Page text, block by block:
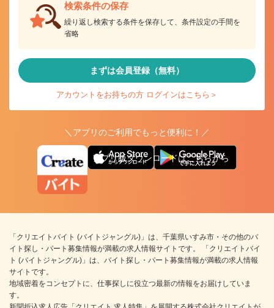
検索条件の保存
繰り返し検索する条件を保存して、条件設定の手間を
省略
まずは会員登録（無料）
アカウントをお持ちの方 ログインはこちら＞
＼アプリのご利用でもっと便利に！／
アプリ版ダウンロードはこちらから
「クリエイトバイト (バイトジャングル)」は、千葉県いすみ市・その他のバ
イト探し・パート募集情報が満載の求人情報サイトです。 「クリエイトバイ
ト (バイトジャングル)」は、バイト探し・パート募集情報が満載の求人情報
サイトです。
地域密着をコンセプトに、仕事探しに役立つ最新の情報をお届けしていま
す。